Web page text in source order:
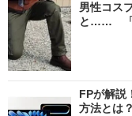
男性コス
と…… 「
FPが解説
方法とは？